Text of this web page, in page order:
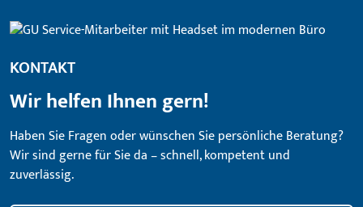
KONTAKT
Wir helfen Ihnen gern!
Haben Sie Fragen oder wünschen Sie persönliche Beratung?
Wir sind gerne für Sie da – schnell, kompetent und
zuverlässig.